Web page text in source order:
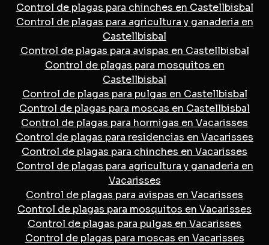
Control de plagas para chinches en Castellbisbal
Control de plagas para agricultura y ganaderia en
Castellbisbal
Control de plagas para avispas en Castellbisbal
Control de plagas para mosquitos en
Castellbisbal
Control de plagas para pulgas en Castellbisbal
Control de plagas para moscas en Castellbisbal
Control de plagas para hormigas en Vacarisses
Control de plagas para residencias en Vacarisses
Control de plagas para chinches en Vacarisses
Control de plagas para agricultura y ganaderia en
Vacarisses
Control de plagas para avispas en Vacarisses
Control de plagas para mosquitos en Vacarisses
Control de plagas para pulgas en Vacarisses
Control de plagas para moscas en Vacarisses